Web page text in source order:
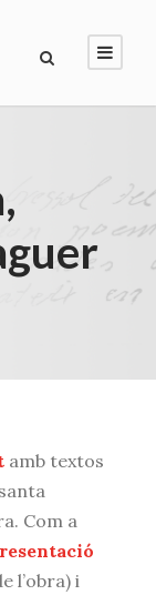
amb textos
Com a
l’obra) i